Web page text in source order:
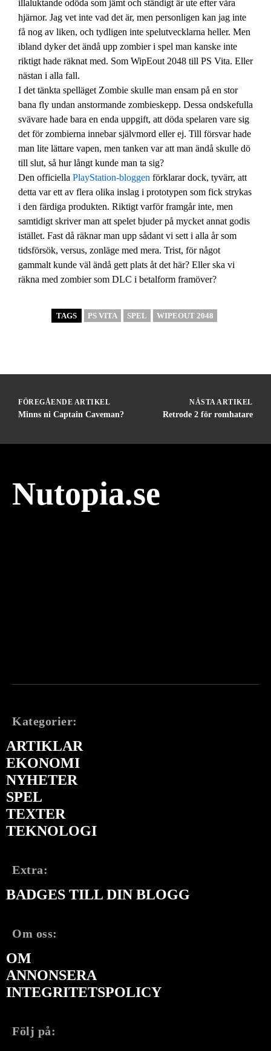
illaluktande odöda som jämt och ständigt är ute efter våra
hjärnor. Jag vet inte vad det är, men personligen kan jag inte
få nog av liken, och tydligen inte spelutvecklarna heller. Men
ibland dyker det ändå upp zombier i spel man kanske inte
riktigt hade räknat med. Som WipEout 2048 till PS Vita. Eller
nästan i alla fall.
I det tänkta spelläget Zombie skulle man ensam på en stor
bana fly undan anstormande zombieskepp. Dessa ondskefulla
svävare hade bara en enda uppgift, att döda spelaren vare sig
det för zombierna innebar självmord eller ej. Till försvar hade
man lite lättare vapen, men tanken var att man ändå skulle dö
till slut, så hur långt kunde man ta sig?
Den officiella PlayStation-bloggen förklarar dock, tyvärr, att
detta var ett av flera olika inslag i prototypen som fick strykas
i den färdiga produkten. Riktigt varför framgår inte, men
samtidigt skriver man att spelet bjuder på mycket annat godis
istället. Fast då räknar man upp sådant vi sett i alla år som
tidsförsök, versus, zonläge med mera. Trist, för något
gammalt kunde väl ändå gett plats åt det här? Eller ska vi
räkna med zombier som DLC i betalform framöver?
TAGS PS VITA SPEL WIPEOUT 2048
FÖREGÅENDE ARTIKEL
Minns ni Captain Caveman?
NÄSTA ARTIKEL
Retrode 2 för romhatare
Nutopia.se
Kategorier:
ARTIKLAR
EKONOMI
NYHETER
SPEL
TEXTER
TEKNOLOGI
Extra:
BADGES TILL DIN BLOGG
Om oss:
OM
ANNONSERA
INTEGRITETSPOLICY
Följ på: